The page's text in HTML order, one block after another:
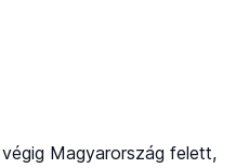
Magyarország felett,